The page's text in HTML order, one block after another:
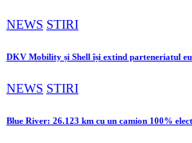
NEWS STIRI
DKV Mobility și Shell își extind parteneriatul
NEWS STIRI
Blue River: 26.123 km cu un camion 100%